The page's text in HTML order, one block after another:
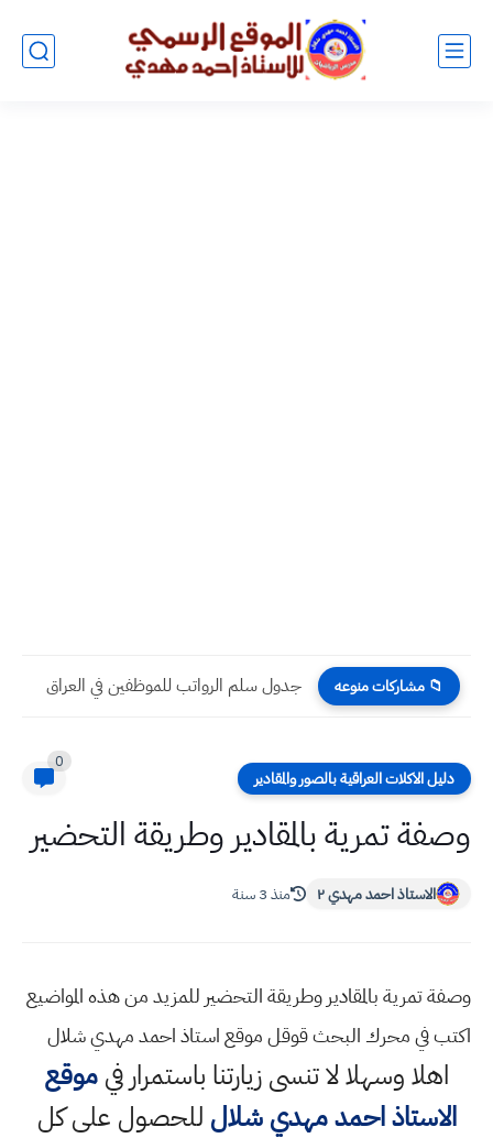
📁 مشاركات منوعه جدول سلم الرواتب للموظفين في العراق
دليل الاكلات العراقية بالصور والمقادير
0
وصفة تمرية بالمقادير وطريقة التحضير
الاستاذ احمد مهدي ٢ منذ 3 سنة
وصفة تمرية بالمقادير وطريقة التحضير للمزيد من هذه المواضيع
اكتب في محرك البحث قوقل موقع استاذ احمد مهدي شلال
اهلا وسهلالا تنسى زيارتنا باستمرار فيموقع
الاستاذ احمد مهدي شلال للحصول على كل